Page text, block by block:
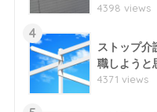
4398 views
4
ストップ介
職しようと
4371 views